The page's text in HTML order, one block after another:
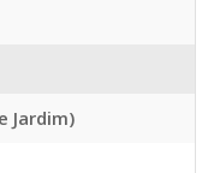
Jardim)